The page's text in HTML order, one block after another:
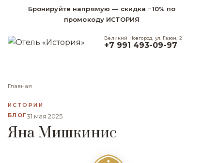
Бронируйте напрямую — скидка −10% по
промокоду ИСТОРИЯ
Великий Новгород, ул. Газон, 2
+7 991 493-09-97
Главная
ИСТОРИИ
БЛОГ31 мая 2025
Яна Мишкинис